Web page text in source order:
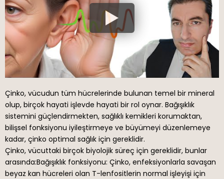
Çinko, vücudun tüm hücrelerinde bulunan temel bir mineral
olup, birçok hayati işlevde hayati bir rol oynar. Bağışıklık
sistemini güçlendirmekten, sağlıklı kemikleri korumaktan,
bilişsel fonksiyonu iyileştirmeye ve büyümeyi düzenlemeye
kadar, çinko optimal sağlık için gereklidir.
Çinko, vücuttaki birçok biyolojik süreç için gereklidir, bunlar
arasında:Bağışıklık fonksiyonu: Çinko, enfeksiyonlarla savaşan
beyaz kan hücreleri olan T-lenfositlerin normal işleyişi için